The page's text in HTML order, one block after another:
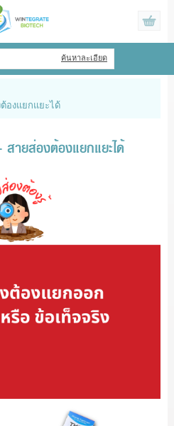
ไทย | English
)
ค้นหาละเอียด
องแยกแยะได้
ายส่องต้องแยกแยะได้